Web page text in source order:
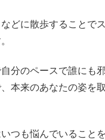
どに散歩することで
分のペースで誰にも
本来のあなたの姿を
つも悩んでいること